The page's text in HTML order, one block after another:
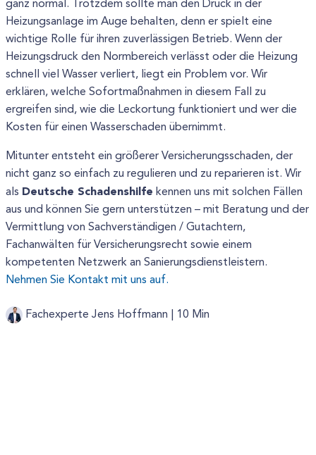
ganz normal. Trotzdem sollte man den Druck in der
Heizungsanlage im Auge behalten, denn er spielt eine
wichtige Rolle für ihren zuverlässigen Betrieb. Wenn der
Heizungsdruck den Normbereich verlässt oder die Heizung
schnell viel Wasser verliert, liegt ein Problem vor. Wir
erklären, welche Sofortmaßnahmen in diesem Fall zu
ergreifen sind, wie die Leckortung funktioniert und wer die
Kosten für einen Wasserschaden übernimmt.
Mitunter entsteht ein größerer Versicherungsschaden, der
nicht ganz so einfach zu regulieren und zu reparieren ist. Wir
als Deutsche Schadenshilfe kennen uns mit solchen Fällen
aus und können Sie gern unterstützen – mit Beratung und der
Vermittlung von Sachverständigen / Gutachtern,
Fachanwälten für Versicherungsrecht sowie einem
kompetenten Netzwerk an Sanierungsdienstleistern.
Nehmen Sie Kontakt mit uns auf.
Fachexperte Jens Hoffmann | 10 Min